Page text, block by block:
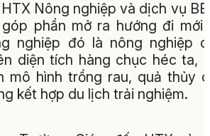
Nông nghiệp và dịch vụ
phần mở ra hướng đi mới
nghiệp đó là nông nghiệp
diện tích hàng chục héc ta,
mô hình trồng rau, quả thủy
kết hợp du lịch trải nghiệm.